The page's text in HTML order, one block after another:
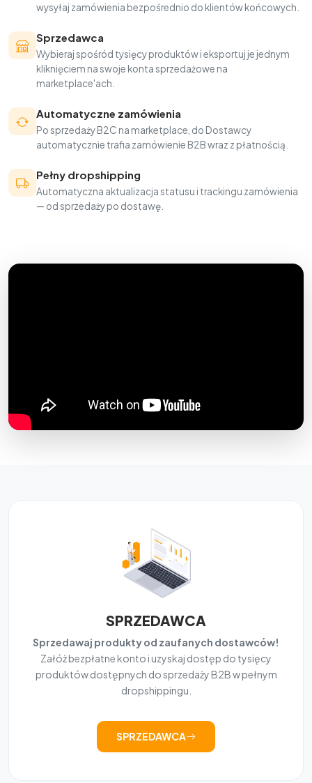
wysyłaj zamówienia bezpośrednio do klientów końcowych.
Sprzedawca
Wybieraj spośród tysięcy produktów i eksportuj je jednym
kliknięciem na swoje konta sprzedażowe na
marketplace'ach.
Automatyczne zamówienia
Po sprzedaży B2C na marketplace, do Dostawcy
automatycznie trafia zamówienie B2B wraz z płatnością.
Pełny dropshipping
Automatyczna aktualizacja statusu i trackingu zamówienia
— od sprzedaży po dostawę.
SPRZEDAWCA
Sprzedawaj produkty od zaufanych dostawców!
Załóż bezpłatne konto i uzyskaj dostęp do tysięcy
produktów dostępnych do sprzedaży B2B w pełnym
dropshippingu.
SPRZEDAWCA